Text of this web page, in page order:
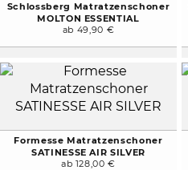
Schlossberg Matratzenschoner
MOLTON ESSENTIAL
ab 49,90 €
Formesse Matratzenschoner
SATINESSE AIR SILVER
ab 128,00 €